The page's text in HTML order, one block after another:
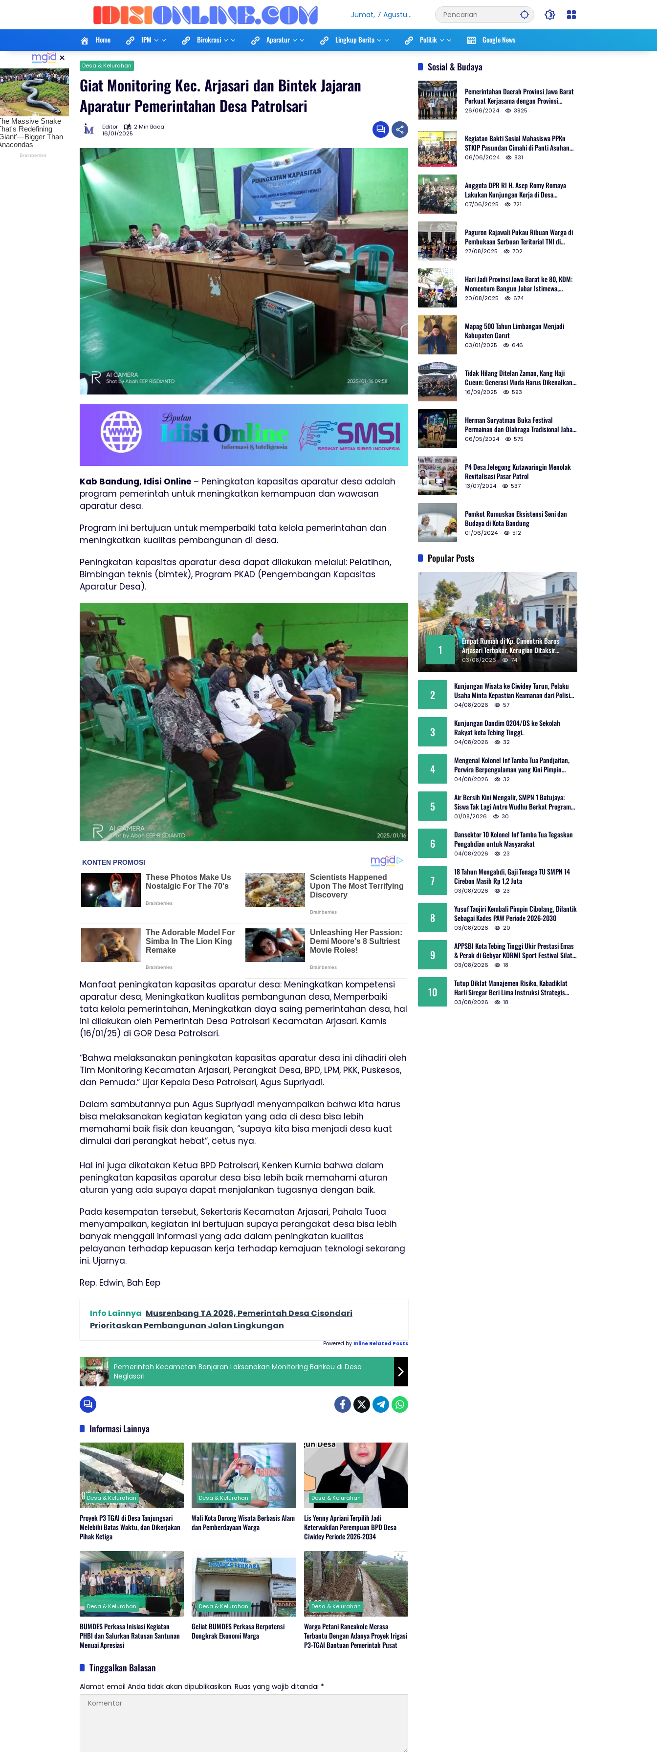
Jumat, 7 Agustus
Home IPM Birokrasi Aparatur Lingkup Berita Politik Google News
× Desa & Kelurahan
Giat Monitoring Kec. Arjasari dan Bintek Jajaran
Aparatur Pemerintahan Desa Patrolsari
Editor
2 Min Baca
16/01/2025
Kab Bandung, Idisi Online – Peningkatan kapasitas aparatur desa adalah
program pemerintah untuk meningkatkan kemampuan dan wawasan
aparatur desa.
Program ini bertujuan untuk memperbaiki tata kelola pemerintahan dan
meningkatkan kualitas pembangunan di desa.
Peningkatan kapasitas aparatur desa dapat dilakukan melalui: Pelatihan,
Bimbingan teknis (bimtek), Program PKAD (Pengembangan Kapasitas
Aparatur Desa).
Manfaat peningkatan kapasitas aparatur desa: Meningkatkan kompetensi
aparatur desa, Meningkatkan kualitas pembangunan desa, Memperbaiki
tata kelola pemerintahan, Meningkatkan daya saing pemerintahan desa, hal
ini dilakukan oleh Pemerintah Desa Patrolsari Kecamatan Arjasari. Kamis
(16/01/25) di GOR Desa Patrolsari.
“Bahwa melaksanakan peningkatan kapasitas aparatur desa ini dihadiri oleh
Tim Monitoring Kecamatan Arjasari, Perangkat Desa, BPD, LPM, PKK, Puskesos,
dan Pemuda.” Ujar Kepala Desa Patrolsari, Agus Supriyadi.
Dalam sambutannya pun Agus Supriyadi menyampaikan bahwa kita harus
bisa melaksanakan kegiatan kegiatan yang ada di desa bisa lebih
memahami baik fisik dan keuangan, “supaya kita bisa menjadi desa kuat
dimulai dari perangkat hebat”, cetus nya.
Hal ini juga dikatakan Ketua BPD Patrolsari, Kenken Kurnia bahwa dalam
peningkatan kapasitas aparatur desa bisa lebih baik memahami aturan
aturan yang ada supaya dapat menjalankan tugasnya dengan baik.
Pada kesempatan tersebut, Sekertaris Kecamatan Arjasari, Pahala Tuoa
menyampaikan, kegiatan ini bertujuan supaya perangakat desa bisa lebih
banyak menggali informasi yang ada dalam peningkatan kualitas
pelayanan terhadap kepuasan kerja terhadap kemajuan teknologi sekarang
ini. Ujarnya.
Rep. Edwin, Bah Eep
Info Lainnya Musrenbang TA 2026, Pemerintah Desa Cisondari
Prioritaskan Pembangunan Jalan Lingkungan
Powered by Inline Related Posts
Pemerintah Kecamatan Banjaran Laksanakan Monitoring Bankeu di Desa
Neglasari
Informasi Lainnya
Desa & Kelurahan
Proyek P3 TGAI di Desa Tanjungsari
Melebihi Batas Waktu, dan Dikerjakan
Pihak Ketiga
Desa & Kelurahan
Wali Kota Dorong Wisata Berbasis Alam
dan Pemberdayaan Warga
Desa & Kelurahan
Lis Yenny Apriani Terpilih Jadi
Keterwakilan Perempuan BPD Desa
Ciwidey Periode 2026-2034
Desa & Kelurahan
BUMDES Perkasa Inisiasi Kegiatan
PHBI dan Salurkan Ratusan Santunan
Menuai Apresiasi
Desa & Kelurahan
Geliat BUMDES Perkasa Berpotensi
Dongkrak Ekonomi Warga
Desa & Kelurahan
Warga Petani Rancakole Merasa
Terbantu Dengan Adanya Proyek Irigasi
P3-TGAI Bantuan Pemerintah Pusat
Tinggalkan Balasan
Alamat email Anda tidak akan dipublikasikan. Ruas yang wajib ditandai *
Sosial & Budaya
Pemerintahan Daerah Provinsi Jawa Barat
Perkuat Kerjasama dengan Provinsi
Chungcheongnam Do Korea Selatan
26/06/2024 3925
Kegiatan Bakti Sosial Mahasiswa PPKn
STKIP Pasundan Cimahi di Panti Asuhan
Ulul Azmi Kota Cimahi
06/06/2024 831
Anggota DPR RI H. Asep Romy Romaya
Lakukan Kunjungan Kerja di Desa
Patrolsari
07/06/2025 721
Paguron Rajawali Pukau Ribuan Warga di
Pembukaan Serbuan Teritorial TNI di
Cibatu
27/08/2025 702
Hari Jadi Provinsi Jawa Barat ke 80, KDM:
Momentum Bangun Jabar Istimewa,
Lembur di Urus Kota Ditata
20/08/2025 674
Mapag 500 Tahun Limbangan Menjadi
Kabupaten Garut
03/01/2025 646
Tidak Hilang Ditelan Zaman, Kang Haji
Cucun: Generasi Muda Harus Dikenalkan
Pencak Silat
16/09/2025 593
Herman Suryatman Buka Festival
Permainan dan Olahraga Tradisional Jabar
2024 di Gedung Teater Tertutup
06/05/2024 575
P4 Desa Jelegong Kutawaringin Menolak
Revitalisasi Pasar Patrol
13/07/2024 537
Pemkot Rumuskan Eksistensi Seni dan
Budaya di Kota Bandung
01/06/2024 512
Popular Posts
1
Empat Rumah di Kp. Cimentrik Baros
Arjasari Terbakar, Kerugian Ditaksir
Rp600 Juta
03/08/2026 74
2
Kunjungan Wisata ke Ciwidey Turun, Pelaku
Usaha Minta Kepastian Keamanan dari Polisi
dan Pemprov Jabar
04/08/2026 57
3
Kunjungan Dandim 0204/DS ke Sekolah
Rakyat kota Tebing Tinggi.
04/08/2026 32
4
Mengenal Kolonel Inf Tamba Tua Pandjaitan,
Perwira Berpengalaman yang Kini Pimpin
Sektor 10 Citarum Harum
04/08/2026 32
5
Air Bersih Kini Mengalir, SMPN 1 Batujaya:
Siswa Tak Lagi Antre Wudhu Berkat Program
TNI AD
01/08/2026 30
6
Dansektor 10 Kolonel Inf Tamba Tua Tegaskan
Pengabdian untuk Masyarakat
04/08/2026 23
7
18 Tahun Mengabdi, Gaji Tenaga TU SMPN 14
Cirebon Masih Rp 1,2 Juta
03/08/2026 23
8
Yusuf Taojiri Kembali Pimpin Cibolang, Dilantik
Sebagai Kades PAW Periode 2026-2030
03/08/2026 20
9
APPSBI Kota Tebing Tinggi Ukir Prestasi Emas
& Perak di Gebyar KORMI Sport Festival Silat
Budaya Sumut
03/08/2026 18
10
Tutup Diklat Manajemen Risiko, Kabadiklat
Harli Siregar Beri Lima Instruksi Strategis
untuk Perkuat Tata Kelola Kejaksaan
03/08/2026 18